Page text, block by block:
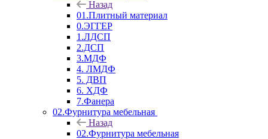
Назад
01.Плитный материал
0.ЭГГЕР
1.ЛДСП
2.ДСП
3.МДФ
4. ЛМДФ
5. ДВП
6. ХДФ
7.Фанера
02.Фурнитура мебельная
Назад
02.Фурнитура мебельная